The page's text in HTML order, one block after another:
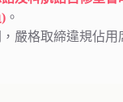
。
嚴格取締違規佔